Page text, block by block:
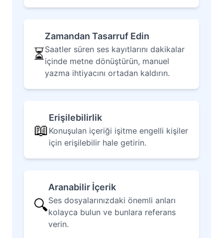
⏳
Zamandan Tasarruf Edin
Saatler süren ses kayıtlarını dakikalar
içinde metne dönüştürün, manuel
yazma ihtiyacını ortadan kaldırın.
📖
Erişilebilirlik
Konuşulan içeriği işitme engelli kişiler
için erişilebilir hale getirin.
🔍
Aranabilir İçerik
Ses dosyalarınızdaki önemli anları
kolayca bulun ve bunlara referans
verin.